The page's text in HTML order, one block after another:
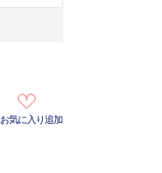
お気に入り追加